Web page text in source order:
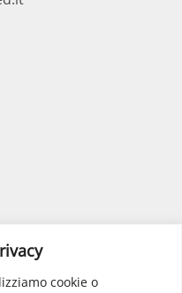
cookie o